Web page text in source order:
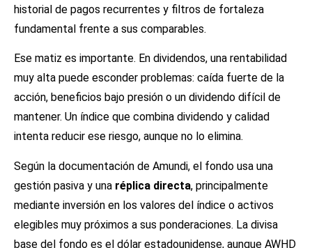
historial de pagos recurrentes y filtros de fortaleza
fundamental frente a sus comparables.
Ese matiz es importante. En dividendos, una rentabilidad
muy alta puede esconder problemas: caída fuerte de la
acción, beneficios bajo presión o un dividendo difícil de
mantener. Un índice que combina dividendo y calidad
intenta reducir ese riesgo, aunque no lo elimina.
Según la documentación de Amundi, el fondo usa una
gestión pasiva y una réplica directa, principalmente
mediante inversión en los valores del índice o activos
elegibles muy próximos a sus ponderaciones. La divisa
base del fondo es el dólar estadounidense, aunque AWHD